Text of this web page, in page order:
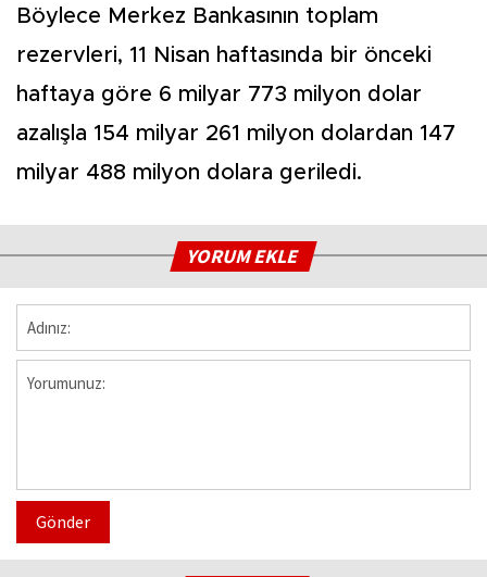
Böylece Merkez Bankasının toplam
rezervleri, 11 Nisan haftasında bir önceki
haftaya göre 6 milyar 773 milyon dolar
azalışla 154 milyar 261 milyon dolardan 147
milyar 488 milyon dolara geriledi.
YORUM EKLE
Gönder